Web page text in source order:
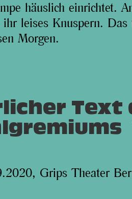
häuslich einrichtet.
ihr leises Knuspern.
Morgen.
Text
Grips Theater